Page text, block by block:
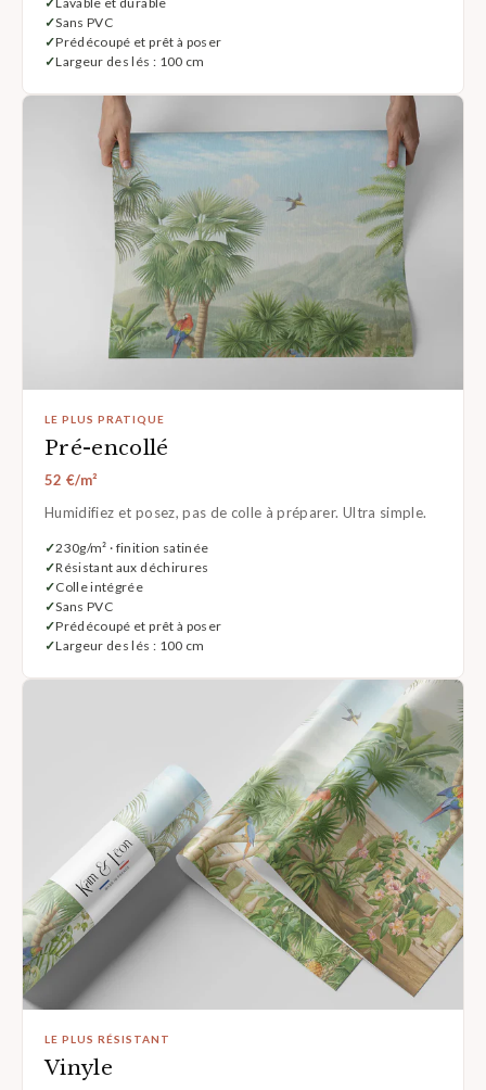
Sans PVC
Prédécoupé et prêt à poser
Largeur des lés : 100 cm
LE PLUS PRATIQUE
Pré-encollé
52 €/m²
Humidifiez et posez, pas de colle à préparer. Ultra simple.
230g/m² · finition satinée
Résistant aux déchirures
Colle intégrée
Sans PVC
Prédécoupé et prêt à poser
Largeur des lés : 100 cm
LE PLUS RÉSISTANT
Vinyle